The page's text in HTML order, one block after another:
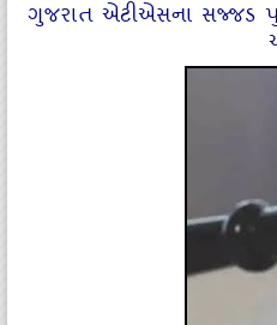
ગુજરાત એટીએસના સજ્જડ